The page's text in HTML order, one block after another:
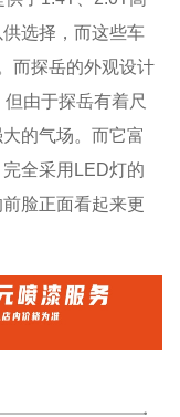
选择，而这些车
而探岳的外观设计
由于探岳有着尺
的气场。而它富
全采用LED灯的
脸正面看起来更